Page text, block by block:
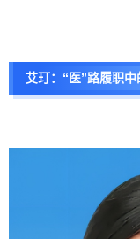
艾玎：“医”路履职